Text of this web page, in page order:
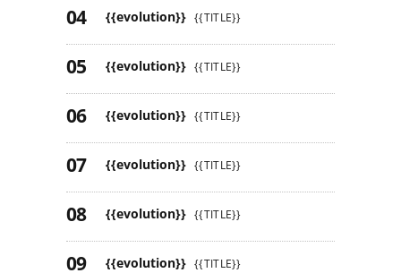
{{evolution}} {{TITLE}}
{{evolution}} {{TITLE}}
{{evolution}} {{TITLE}}
{{evolution}} {{TITLE}}
{{evolution}} {{TITLE}}
{{evolution}} {{TITLE}}